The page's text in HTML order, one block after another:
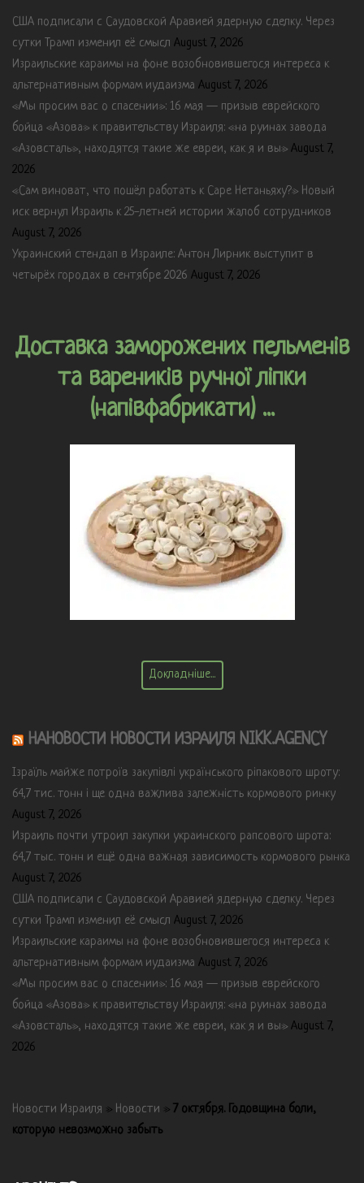
США подписали с Саудовской Аравией ядерную сделку. Через
сутки Трамп изменил её смысл August 7, 2026
Израильские караимы на фоне возобновившегося интереса к
альтернативным формам иудаизма August 7, 2026
«Мы просим вас о спасении»: 16 мая — призыв еврейского
бойца «Азова» к правительству Израиля: «на руинах завода
«Азовсталь», находятся такие же евреи, как я и вы» August 7,
2026
«Сам виноват, что пошёл работать к Саре Нетаньяху?» Новый
иск вернул Израиль к 25-летней истории жалоб сотрудников
August 7, 2026
Украинский стендап в Израиле: Антон Лирник выступит в
четырёх городах в сентябре 2026 August 7, 2026
Доставка заморожених пельменів
та вареників ручної ліпки
(напівфабрикати) ...
Докладніше...
НАНОВОСТИ НОВОСТИ ИЗРАИЛЯ NIKK.AGENCY
Ізраїль майже потроїв закупівлі українського ріпакового шроту:
64,7 тис. тонн і ще одна важлива залежність кормового ринку
August 7, 2026
Израиль почти утроил закупки украинского рапсового шрота:
64,7 тыс. тонн и ещё одна важная зависимость кормового рынка
August 7, 2026
США подписали с Саудовской Аравией ядерную сделку. Через
сутки Трамп изменил её смысл August 7, 2026
Израильские караимы на фоне возобновившегося интереса к
альтернативным формам иудаизма August 7, 2026
«Мы просим вас о спасении»: 16 мая — призыв еврейского
бойца «Азова» к правительству Израиля: «на руинах завода
«Азовсталь», находятся такие же евреи, как я и вы» August 7,
2026
Новости Израиля » Новости » 7 октября. Годовщина боли,
которую невозможно забыть